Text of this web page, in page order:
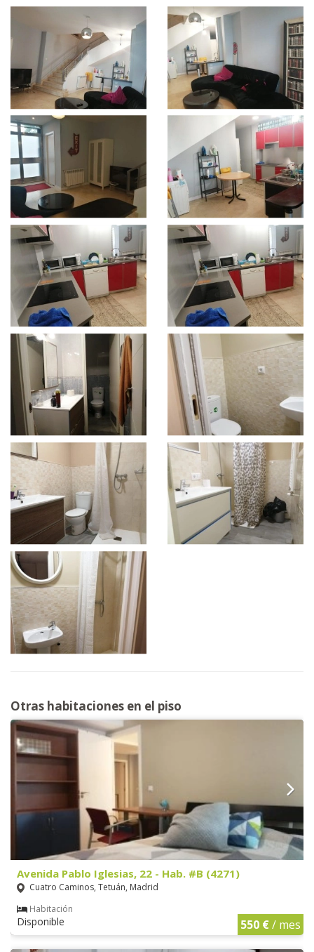
Otras habitaciones en el piso
Avenida Pablo Iglesias, 22 - Hab. #B (4271)
Cuatro Caminos, Tetuán, Madrid
Habitación
Disponible 550 €/ mes